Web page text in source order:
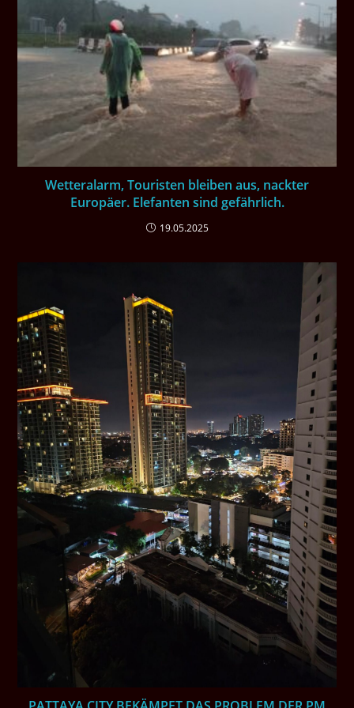
Wetteralarm, Touristen bleiben aus, nackter
Europäer. Elefanten sind gefährlich.
19.05.2025